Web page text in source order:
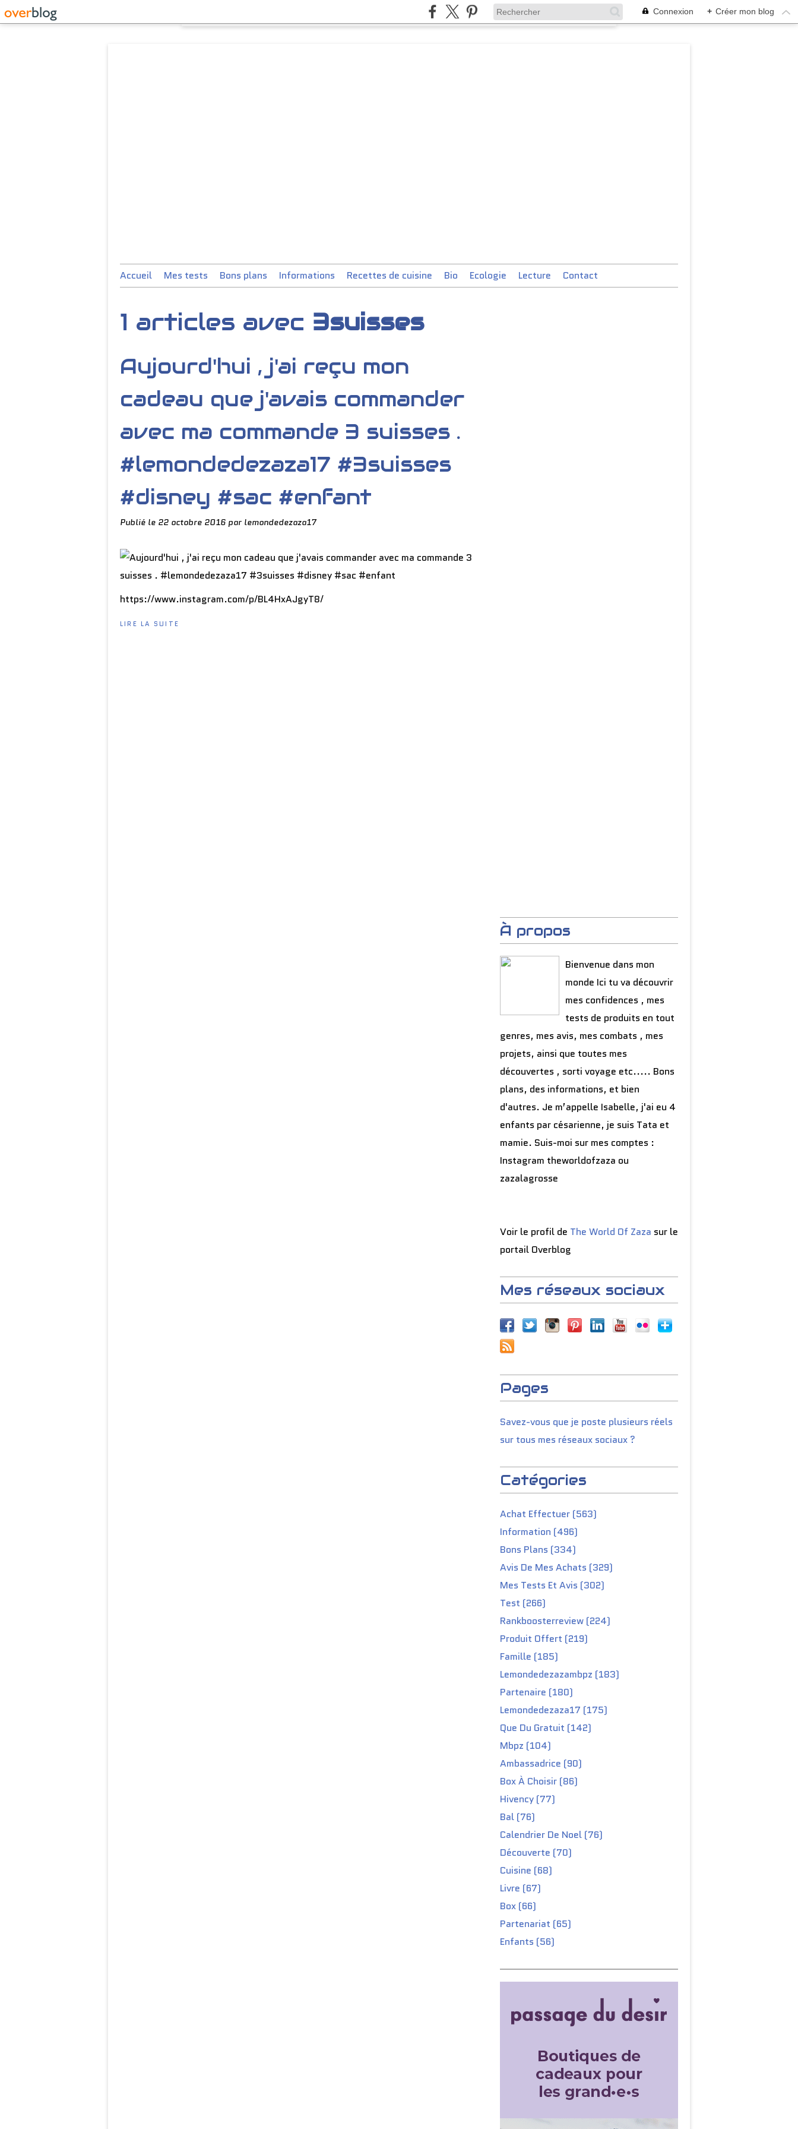
Connexion + Créer mon blog
Accueil Mes tests Bons plans Informations Recettes de cuisine Bio Ecologie Lecture Contact
1 articles avec 3suisses
Aujourd'hui , j'ai reçu mon
cadeau que j'avais commander
avec ma commande 3 suisses .
#lemondedezaza17 #3suisses
#disney #sac #enfant
Publié le 22 octobre 2016 par lemondedezaza17
https://www.instagram.com/p/BL4HxAJgyT8/
LIRE LA SUITE
À propos
Bienvenue dans mon
monde Ici tu va découvrir
mes confidences , mes
tests de produits en tout
genres, mes avis, mes combats , mes
projets, ainsi que toutes mes
découvertes , sorti voyage etc..... Bons
plans, des informations, et bien
d'autres. Je m’appelle Isabelle, j'ai eu 4
enfants par césarienne, je suis Tata et
mamie. Suis-moi sur mes comptes :
Instagram theworldofzaza ou
zazalagrosse
Voir le profil de The World Of Zaza sur le
portail Overblog
Mes réseaux sociaux
Pages
Savez-vous que je poste plusieurs réels
sur tous mes réseaux sociaux ?
Catégories
Achat Effectuer (563)
Information (496)
Bons Plans (334)
Avis De Mes Achats (329)
Mes Tests Et Avis (302)
Test (266)
Rankboosterreview (224)
Produit Offert (219)
Famille (185)
Lemondedezazambpz (183)
Partenaire (180)
Lemondedezaza17 (175)
Que Du Gratuit (142)
Mbpz (104)
Ambassadrice (90)
Box À Choisir (86)
Hivency (77)
Bal (76)
Calendrier De Noel (76)
Découverte (70)
Cuisine (68)
Livre (67)
Box (66)
Partenariat (65)
Enfants (56)